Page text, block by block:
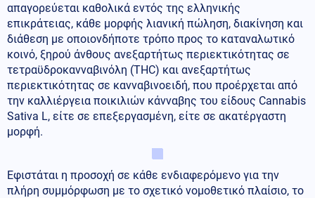
απαγορεύεται καθολικά εντός της ελληνικής
επικράτειας, κάθε μορφής λιανική πώληση, διακίνηση και
διάθεση με οποιονδήποτε τρόπο προς το καταναλωτικό
κοινό, ξηρού άνθους ανεξαρτήτως περιεκτικότητας σε
τετραϋδροκανναβινόλη (THC) και ανεξαρτήτως
περιεκτικότητας σε κανναβινοειδή, που προέρχεται από
την καλλιέργεια ποικιλιών κάνναβης του είδους Cannabis
Sativa L, είτε σε επεξεργασμένη, είτε σε ακατέργαστη
μορφή.
Εφιστάται η προσοχή σε κάθε ενδιαφερόμενο για την
πλήρη συμμόρφωση με το σχετικό νομοθετικό πλαίσιο, το